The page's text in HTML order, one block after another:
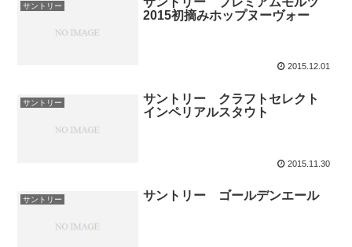
サントリー
2015初摘みホップヌーヴォー
2015.12.01
サントリー
サントリー クラフトセレクト
インペリアルスタウト
2015.11.30
サントリー サントリー ゴールデンエール